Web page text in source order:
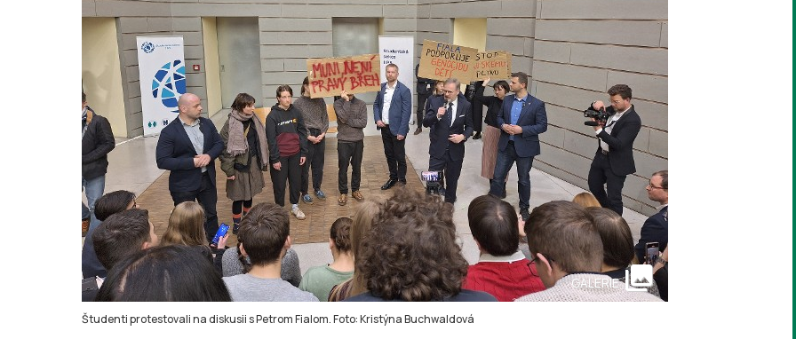
Študenti protestovali na diskusii s Petrom Fialom. Foto: Kristýna Buchwaldová
GALERIE collections